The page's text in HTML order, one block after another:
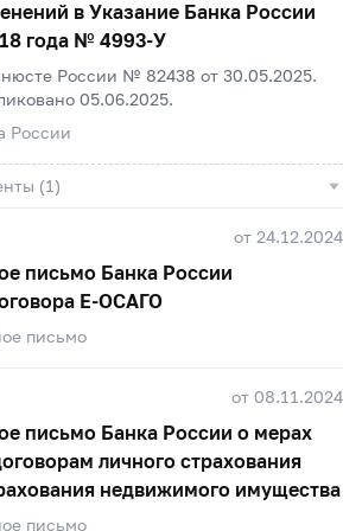
в Указание Банка России
года № 4993-У
России № 82438 от 30.05.2025.
05.06.2025.
России
(1)
от 24.12.2024
письмо Банка России
Е-ОСАГО
письмо
от 08.11.2024
письмо Банка России о мерах
личного страхования
недвижимого имущества
письмо